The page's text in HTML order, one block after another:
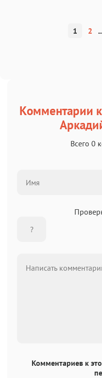
1 2
Комментарии
Всего 0
Комментариев к